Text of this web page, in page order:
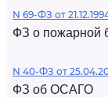
N 69-ФЗ от
ФЗ о пожарной
N 40-ФЗ от
ФЗ об ОСАГО